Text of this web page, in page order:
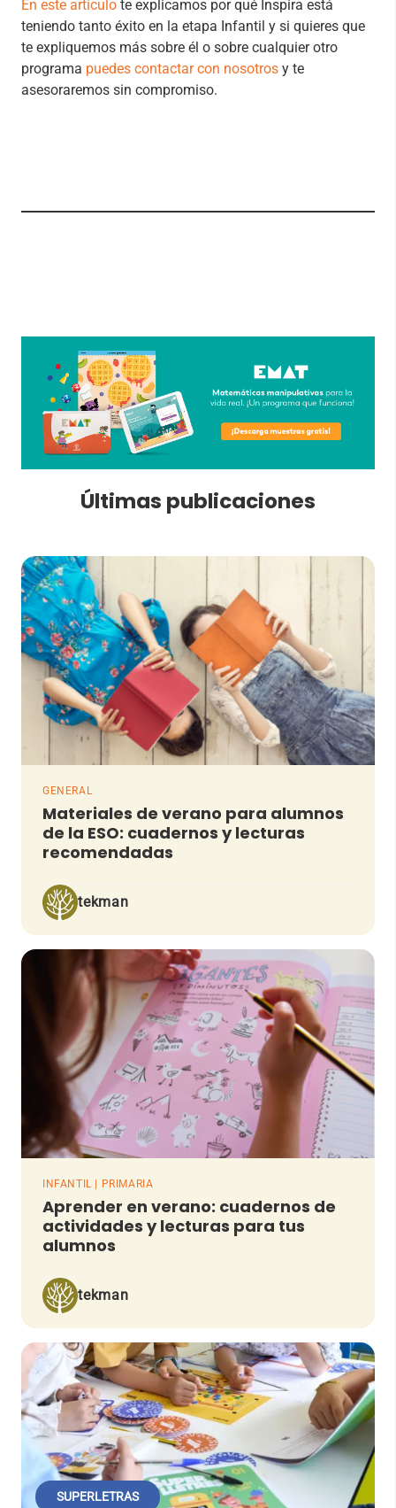
En este artículo te explicamos por qué Inspira está
teniendo tanto éxito en la etapa Infantil y si quieres que
te expliquemos más sobre él o sobre cualquier otro
programa puedes contactar con nosotros y te
asesoraremos sin compromiso.
Últimas publicaciones
GENERAL
Materiales de verano para alumnos
de la ESO: cuadernos y lecturas
recomendadas
tekman
INFANTIL | PRIMARIA
Aprender en verano: cuadernos de
actividades y lecturas para tus
alumnos
tekman
SUPERLETRAS